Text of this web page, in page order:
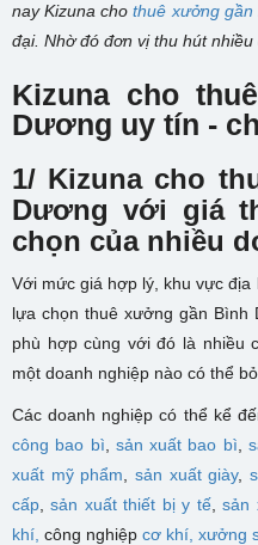
nay Kizuna chothuê xưởng
đại. Nhờ đó đơn vị thu hút
Kizuna cho
Dương uy tín -
1/ Kizuna cho
Dương với giá
chọn của nhiều
Với mức giá hợp lý, khu vực
lựa chọn thuê xưởng gần Bình
phù hợp cùng với đó là nhiều
một doanh nghiệp nào có thể
Các doanh nghiệp có thể kể
công bao bì
sản xuất bao bì ,
xuất mỹ phẩm ,sản xuất giày,
cấp ,sản xuất thiết bị y tế,sản
khí, công nghiệp cơ khí, xưởng